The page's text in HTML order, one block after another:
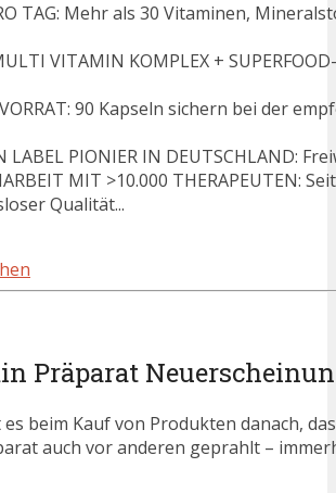
TAG: Mehr als 30 Vitaminen,
VITAMIN KOMPLEX +
90 Kapseln sichern bei der
LABEL PIONIER IN DEUTSCHLAND:
MIT >10.000 THERAPEUTEN:
Qualität...
Präparat
beim Kauf von Produkten danach,
auch vor anderen geprahlt –